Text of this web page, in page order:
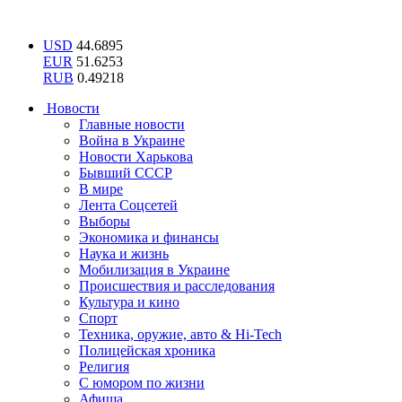
USD 44.6895
EUR 51.6253
RUB 0.49218
Новости
Главные новости
Война в Украине
Новости Харькова
Бывший СССР
В мире
Лента Соцсетей
Выборы
Экономика и финансы
Наука и жизнь
Мобилизация в Украине
Происшествия и расследования
Культура и кино
Спорт
Техника, оружие, авто & Hi-Tech
Полицейская хроника
Религия
С юмором по жизни
Афиша